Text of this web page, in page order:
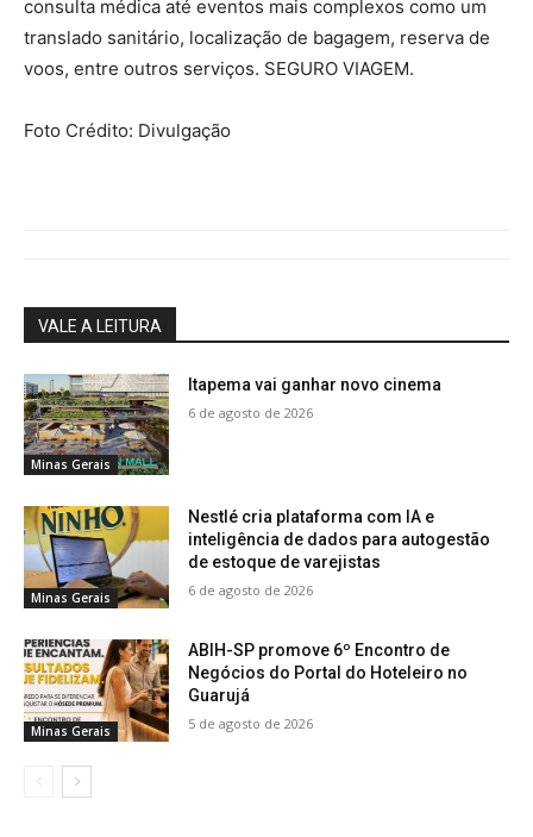
consulta médica até eventos mais complexos como um
translado sanitário, localização de bagagem, reserva de
voos, entre outros serviços. SEGURO VIAGEM.
Foto Crédito: Divulgação
VALE A LEITURA
Minas Gerais
Itapema vai ganhar novo cinema
6 de agosto de 2026
Minas Gerais
Nestlé cria plataforma com IA e
inteligência de dados para autogestão
de estoque de varejistas
6 de agosto de 2026
Minas Gerais
ABIH-SP promove 6º Encontro de
Negócios do Portal do Hoteleiro no
Guarujá
5 de agosto de 2026